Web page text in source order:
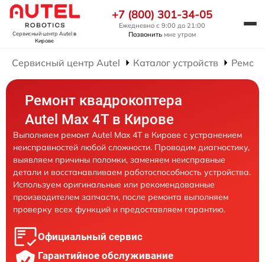
Сервисный центр Autelв
Кирове
+7 (800) 301-34-05
Ежедневно с 9:00 до 21:00
Позвонить мне утром
Сервисный центр Autel Каталог устройств
Ремонт квадрокоптера
Autel Max 4T в Кирове
Выполняем ремонт Autel Max 4T в Кирове с устранением
неисправностей любой сложности. Проводим диагностику,
выявляем причины поломки, заменяем неисправные
детали и восстанавливаем работоспособность устройства.
Используем оригинальные или рекомендованные
производителем запчасти, после ремонта выполняем
проверку всех функций и предоставляем гарантию.
Официальный сервис
Гарантийное обслуживание